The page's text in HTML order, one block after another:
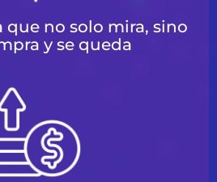
que no solo mira, sino
y se queda